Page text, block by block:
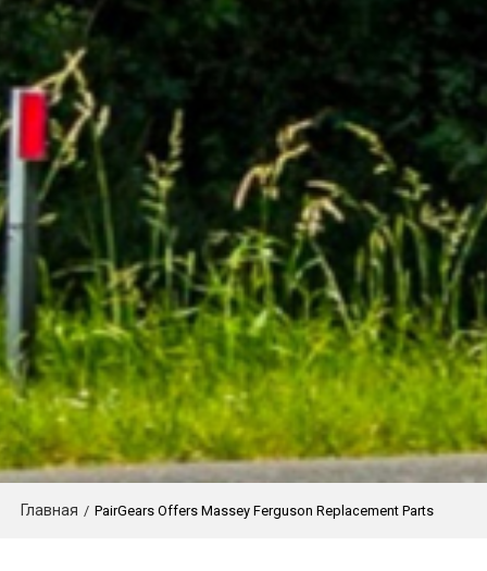
Главная / PairGears Offers Massey Ferguson Replacement Parts